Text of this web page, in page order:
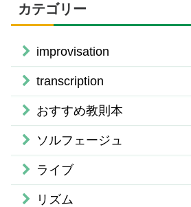
カテゴリー
improvisation
transcription
おすすめ教則本
ソルフェージュ
ライブ
リズム